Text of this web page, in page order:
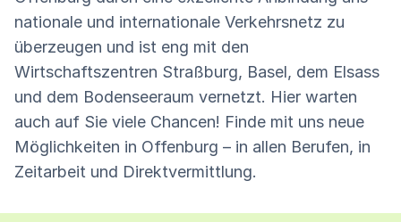
nationale und internationale Verkehrsnetz zu
überzeugen und ist eng mit den
Wirtschaftszentren Straßburg, Basel, dem Elsass
und dem Bodenseeraum vernetzt. Hier warten
auch auf Sie viele Chancen! Finde mit uns neue
Möglichkeiten in Offenburg – in allen Berufen, in
Zeitarbeit und Direktvermittlung.